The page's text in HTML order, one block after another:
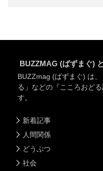
BUZZMAG (ばずまぐ)
BUZZmag (ばずまぐ) は
る」などの『こころおど
す。
新着記事
人間関係
どうぶつ
社会